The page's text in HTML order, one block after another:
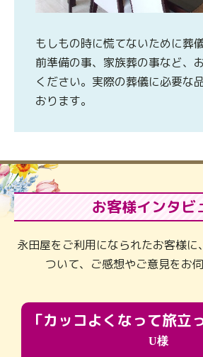
もしもの時に慌てないために葬
前準備の事、家族葬の事など、
ください。実際の葬儀に必要な
おります。
お客様インタビ
永田屋をご利用になられたお客様に
ついて、ご感想やご意見をお
U様